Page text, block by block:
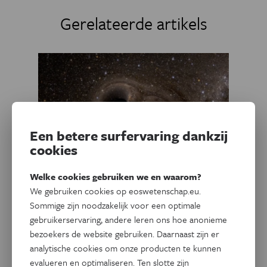
Gerelateerde artikels
Ruimte
Ongekend duidelijk beeld van
twee samensmeltende zwarte
gaten bevestigt Stephen
Een betere surfervaring dankzij
cookies
Welke cookies gebruiken we en waarom?
We gebruiken cookies op eoswetenschap.eu.
Sommige zijn noodzakelijk voor een optimale
gebruikerservaring, andere leren ons hoe anonieme
bezoekers de website gebruiken. Daarnaast zijn er
analytische cookies om onze producten te kunnen
evalueren en optimaliseren. Ten slotte zijn